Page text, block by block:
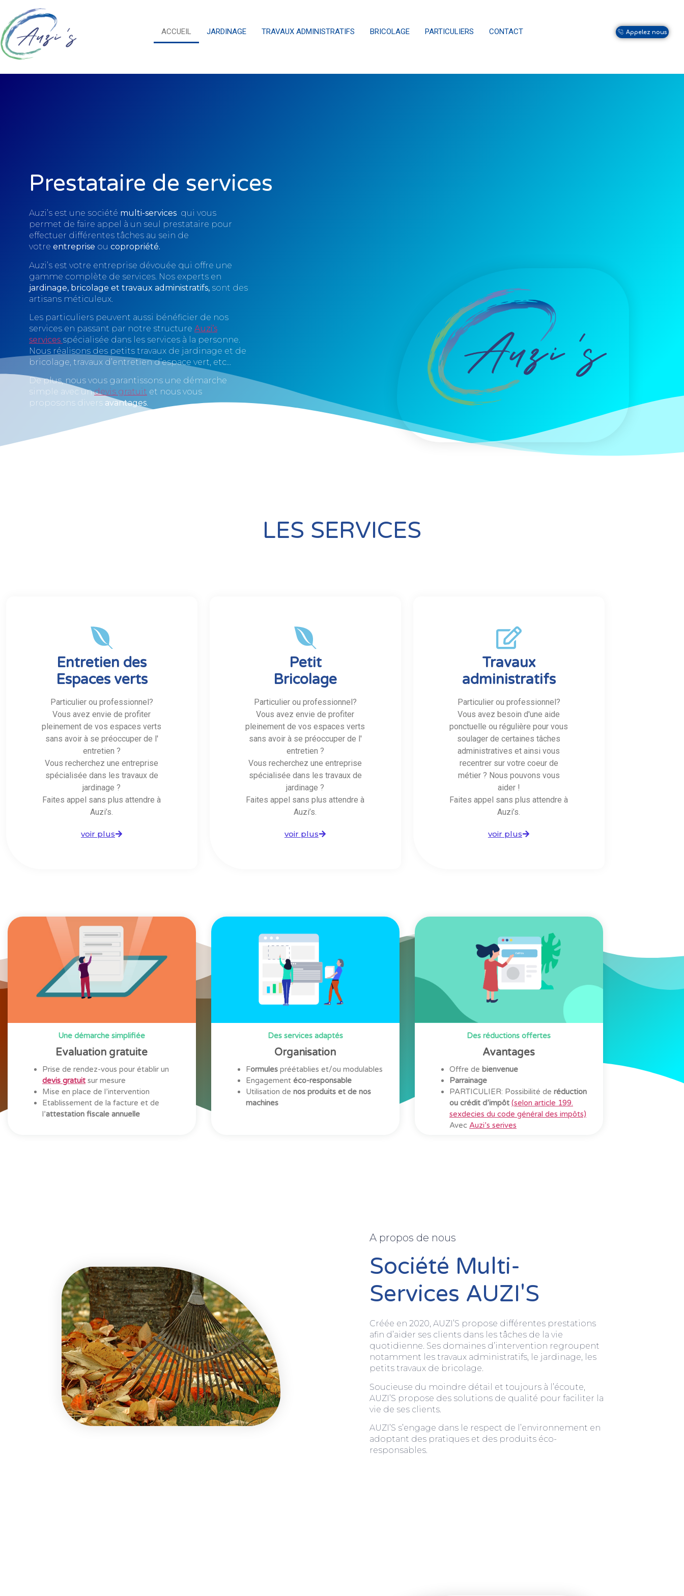
ACCUEIL JARDINAGE TRAVAUX ADMINISTRATIFS BRICOLAGE PARTICULIERS CONTACT Appelez nous
Prestataire de services
Auzi’s est une société multi-services qui vous
permet de faire appel à un seul prestataire pour
effectuer différentes tâches au sein de
votre entreprise ou copropriété.
Auzi’s est votre entreprise dévouée qui offre une
gamme complète de services. Nos experts en
jardinage, bricolage et travaux administratifs, sont des
artisans méticuleux.
Les particuliers peuvent aussi bénéficier de nos
services en passant par notre structure Auzi’s
services spécialisée dans les services à la personne.
Nous réalisons des petits travaux de jardinage et de
bricolage, travaux d’entretien d’espace vert, etc…
De plus, nous vous garantissons une démarche
simple avec undevis gratuit et nous vous
proposons divers avantages.
LES SERVICES
Entretien des
Espaces verts
Particulier ou professionnel?
Vous avez envie de profiter
pleinement de vos espaces verts
sans avoir à se préoccuper de l'
entretien ?
Vous recherchez une entreprise
spécialisée dans les travaux de
jardinage ?
Faites appel sans plus attendre à
Auzi’s.
voir plus
Petit
Bricolage
Particulier ou professionnel?
Vous avez envie de profiter
pleinement de vos espaces verts
sans avoir à se préoccuper de l'
entretien ?
Vous recherchez une entreprise
spécialisée dans les travaux de
jardinage ?
Faites appel sans plus attendre à
Auzi’s.
voir plus
Travaux
administratifs
Particulier ou professionnel?
Vous avez besoin d'une aide
ponctuelle ou régulière pour vous
soulager de certaines tâches
administratives et ainsi vous
recentrer sur votre coeur de
métier ? Nous pouvons vous
aider !
Faites appel sans plus attendre à
Auzi’s.
voir plus
Une démarche simplifiée
Evaluation gratuite
Prise de rendez-vous pour établir un
devis gratuit sur mesure
Mise en place de l’intervention
Etablissement de la facture et de
l’attestation fiscale annuelle
Des services adaptés
Organisation
Formulespréétablies et/ou modulables
Engagement éco-responsable
Utilisation de nos produits et de nos
machines
Des réductions offertes
Avantages
Offre de bienvenue
Parrainage
PARTICULIER: Possibilité de réduction
ou crédit d’impôt (selon article 199.
sexdecies du code général des impôts)
Avec Auzi’s serives
A propos de nous
Société Multi-
Services AUZI'S
Créée en 2020, AUZI’S propose différentes prestations
afin d’aider ses clients dans les tâches de la vie
quotidienne. Ses domaines d’intervention regroupent
notamment les travaux administratifs, le jardinage, les
petits travaux de bricolage.
Soucieuse du moindre détail et toujours à l’écoute,
AUZI’S propose des solutions de qualité pour faciliter la
vie de ses clients.
AUZI’S s’engage dans le respect de l’environnement en
adoptant des pratiques et des produits éco-
responsables.